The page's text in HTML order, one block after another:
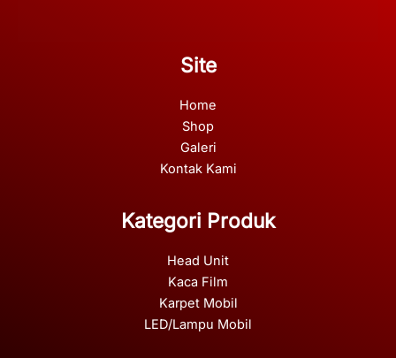
Site
Home
Shop
Galeri
Kontak Kami
Kategori Produk
Head Unit
Kaca Film
Karpet Mobil
LED/Lampu Mobil